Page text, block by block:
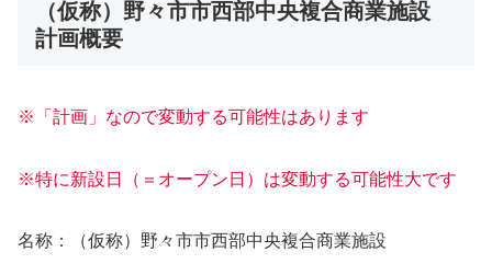
（仮称）野々市市西部中央複合商業施設
計画概要
※「計画」なので変動する可能性はあります
※特に新設日（＝オープン日）は変動する可能性大です
名称：（仮称）野々市市西部中央複合商業施設